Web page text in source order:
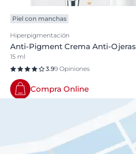
Piel con manchas
Hiperpigmentación
Anti-Pigment Crema Anti-Ojeras
15 ml
3.99 Opiniones
Compra Online